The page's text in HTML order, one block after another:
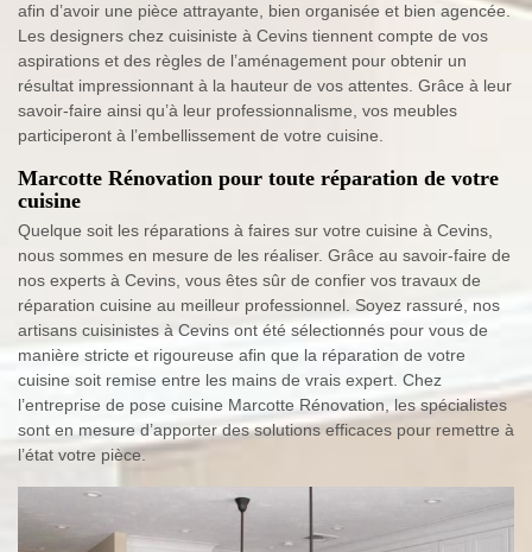
afin d’avoir une pièce attrayante, bien organisée et bien agencée.
Les designers chez cuisiniste à Cevins tiennent compte de vos
aspirations et des règles de l’aménagement pour obtenir un
résultat impressionnant à la hauteur de vos attentes. Grâce à leur
savoir-faire ainsi qu’à leur professionnalisme, vos meubles
participeront à l’embellissement de votre cuisine.
Marcotte Rénovation pour toute réparation de votre
cuisine
Quelque soit les réparations à faires sur votre cuisine à Cevins,
nous sommes en mesure de les réaliser. Grâce au savoir-faire de
nos experts à Cevins, vous êtes sûr de confier vos travaux de
réparation cuisine au meilleur professionnel. Soyez rassuré, nos
artisans cuisinistes à Cevins ont été sélectionnés pour vous de
manière stricte et rigoureuse afin que la réparation de votre
cuisine soit remise entre les mains de vrais expert. Chez
l’entreprise de pose cuisine Marcotte Rénovation, les spécialistes
sont en mesure d’apporter des solutions efficaces pour remettre à
l’état votre pièce.